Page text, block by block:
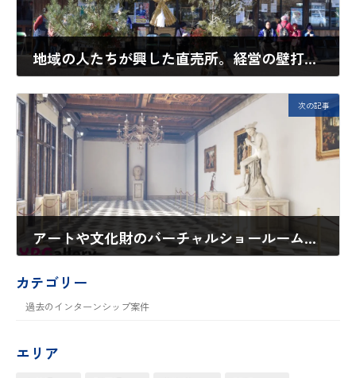
地域の人たちが興した直売所。経営の壁打ち相手をお願いしたい！
次の記事
アートや文化財のバーチャルショールームのサービスリリースに当たり、一緒に知財戦略を組み立てて欲しい！
カテゴリー
過去のインターンシップ案件
エリア